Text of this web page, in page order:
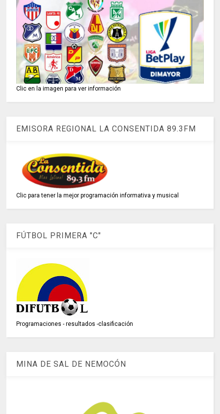
Clic en la imagen para ver información
EMISORA REGIONAL LA CONSENTIDA 89.3FM
Clic para tener la mejor programación informativa y musical
FÚTBOL PRIMERA "C"
Programaciones - resultados -clasificación
MINA DE SAL DE NEMOCÓN